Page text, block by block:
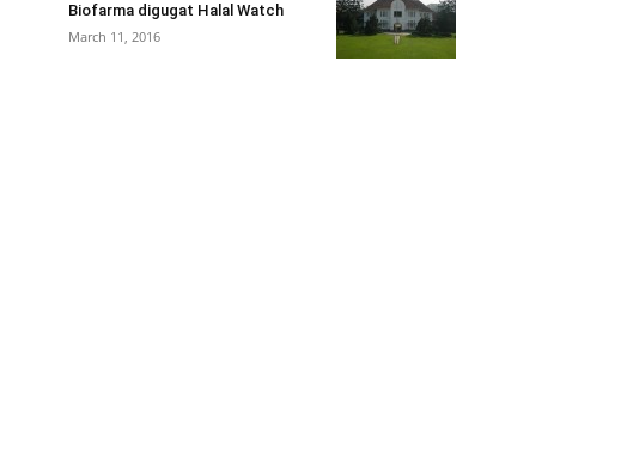
Biofarma digugat Halal Watch
March 11, 2016